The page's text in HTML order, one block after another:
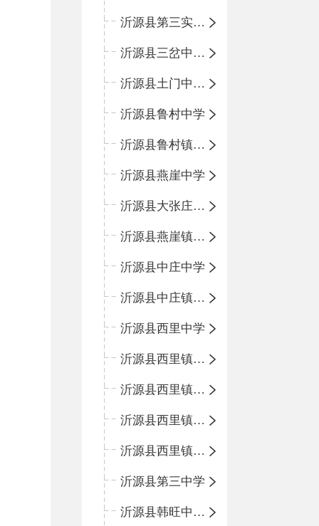
沂源县第三实验小学
沂源县三岔中心学校
沂源县土门中心学校
沂源县鲁村中学
沂源县鲁村镇中心小学
沂源县燕崖中学
沂源县大张庄中心学校
沂源县燕崖镇中心小学
沂源县中庄中学
沂源县中庄镇中心小学
沂源县西里中学
沂源县西里镇中心小学
沂源县西里镇柳枝峪回民小学
沂源县西里镇金星完全小学
沂源县西里镇团圆小学
沂源县第三中学
沂源县韩旺中心学校